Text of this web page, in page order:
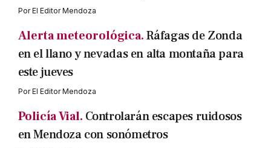
PorEl Editor Mendoza
Alerta meteorológica.Ráfagas de Zonda
en el llano y nevadas en alta montaña para
este jueves
PorEl Editor Mendoza
Policía Vial. Controlarán escapes ruidosos
en Mendoza con sonómetros